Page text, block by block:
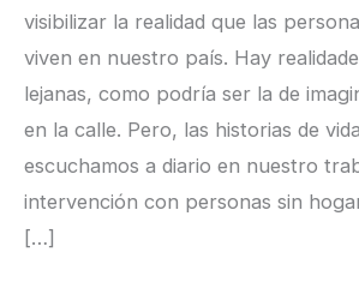
visibilizar la realidad que las
viven en nuestro país. Hay
lejanas, como podría ser la de
en la calle. Pero, las historias de
escuchamos a diario en nuestro
intervención con personas sin
[…]